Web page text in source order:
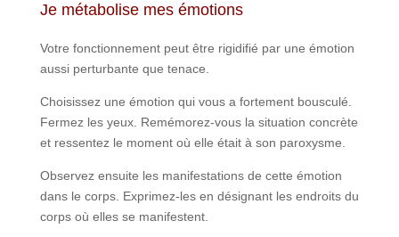
Je métabolise mes émotions
Votre fonctionnement peut être rigidifié par une émotion
aussi perturbante que tenace.
Choisissez une émotion qui vous a fortement bousculé.
Fermez les yeux. Remémorez-vous la situation concrète
et ressentez le moment où elle était à son paroxysme.
Observez ensuite les manifestations de cette émotion
dans le corps. Exprimez-les en désignant les endroits du
corps où elles se manifestent.